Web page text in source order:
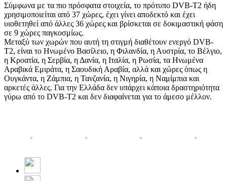
Σύμφωνα με τα πιο πρόσφατα στοιχεία, το πρότυπο DVB-T2 ήδη
χρησιμοποιείται από 37 χώρες, έχει γίνει αποδεκτό και έχει
υιοθετηθεί από άλλες 36 χώρες και βρίσκεται σε δοκιμαστική φάση
σε 9 χώρες παγκοσμίως.
Μεταξύ των χωρών που αυτή τη στιγμή διαθέτουν ενεργό DVB-
T2, είναι το Ηνωμένο Βασίλειο, η Φιλανδία, η Αυστρία, το Βέλγιο,
η Κροατία, η Σερβία, η Δανία, η Ιταλία, η Ρωσία, τα Ηνωμένα
Αραβικά Εμιράτα, η Σαουδική Αραβία, αλλά και χώρες όπως η
Ουγκάντα, η Ζάμπια, η Τανζανία, η Νιγηρία, η Ναμίμπια και
αρκετές άλλες. Για την Ελλάδα δεν υπάρχει κάποια δραστηριότητα
γύρω από το DVB-T2 και δεν διαφαίνεται για το άμεσο μέλλον.